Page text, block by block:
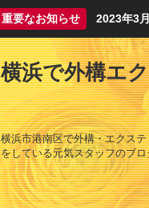
重要なお知らせ 2023年3
横浜で外構エ
横浜市港南区で外構・エクス
をしている元気スタッフのブ